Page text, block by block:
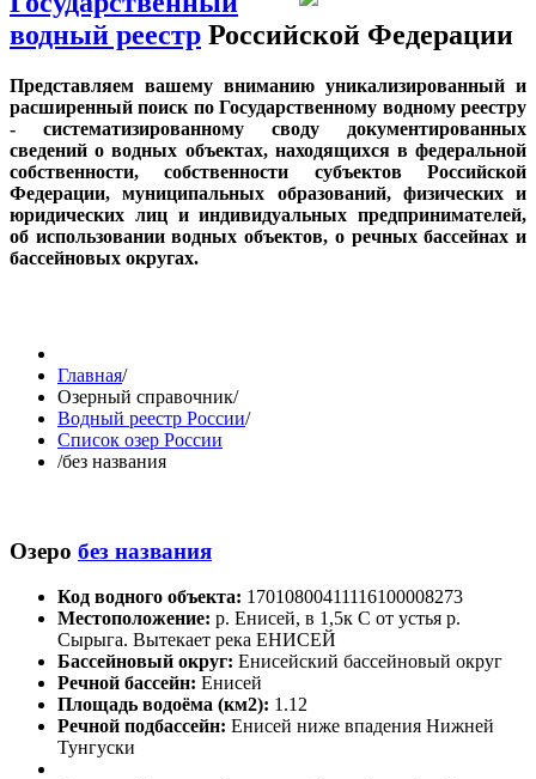
водный реестр Российской Федерации
Представляем вашему вниманию уникализированный и
расширенный поиск по Государственному водному реестру
- систематизированному своду документированных
сведений о водных объектах, находящихся в федеральной
собственности, собственности субъектов Российской
Федерации, муниципальных образований, физических и
юридических лиц и индивидуальных предпринимателей,
об использовании водных объектов, о речных бассейнах и
бассейновых округах.
Главная/
Озерный справочник/
Водный реестр России/
Список озер России
/без названия
Озеро без названия
Код водного объекта: 17010800411116100008273
Местоположение: р. Енисей, в 1,5к С от устья р.
Сырыга. Вытекает река ЕНИСЕЙ
Бассейновый округ: Енисейский бассейновый округ
Речной бассейн: Енисей
Площадь водоёма (км2): 1.12
Речной подбассейн: Енисей ниже впадения Нижней
Тунгуски